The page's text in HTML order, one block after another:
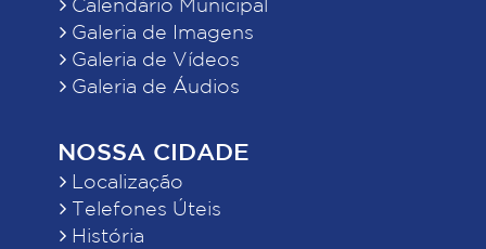
Galeria de Imagens
Galeria de Vídeos
Galeria de Áudios
NOSSA CIDADE
Localização
Telefones Úteis
História